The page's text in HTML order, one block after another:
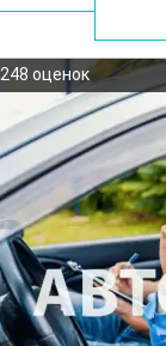
248 оценок